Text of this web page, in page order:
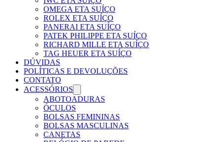
OMEGA ETA SUÍÇO
ROLEX ETA SUÍÇO
PANERAI ETA SUÍÇO
PATEK PHILIPPE ETA SUÍÇO
RICHARD MILLE ETA SUÍÇO
TAG HEUER ETA SUÍÇO
DÚVIDAS
POLÍTICAS E DEVOLUÇÕES
CONTATO
ACESSÓRIOS
ABOTOADURAS
ÓCULOS
BOLSAS FEMININAS
BOLSAS MASCULINAS
CANETAS